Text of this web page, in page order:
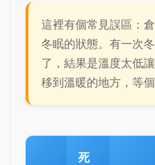
這裡有個常見誤區：
冬眠的狀態。有一次
了，結果是溫度太低
移到溫暖的地方，等個
死